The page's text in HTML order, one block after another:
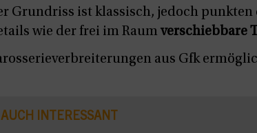
Grundriss ist klassisch, jedoch punkten
wie der frei im Raum verschiebbare
aus Gfk
AUCH INTERESSANT